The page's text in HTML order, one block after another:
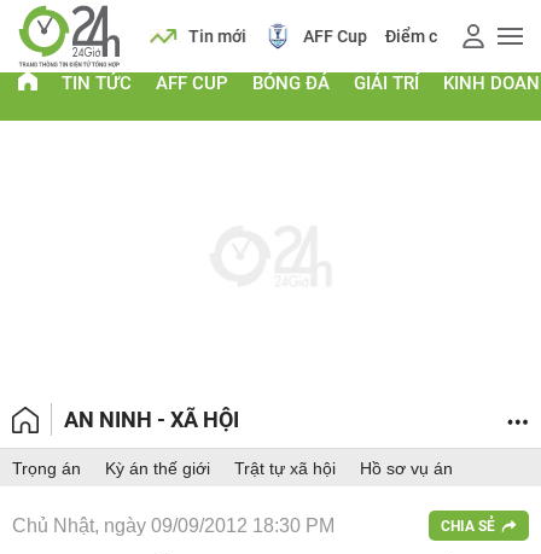
Lịch Tin mới AFF Cup Điểm chuẩn 2026
TIN TỨC AFF CUP BÓNG ĐÁ GIẢI TRÍ KINH
AN NINH - XÃ HỘI
Trọng án Kỳ án thế giới Trật tự xã hội Hồ sơ vụ án
Chủ Nhật, ngày 09/09/2012 18:30 PM CHIA SẺ